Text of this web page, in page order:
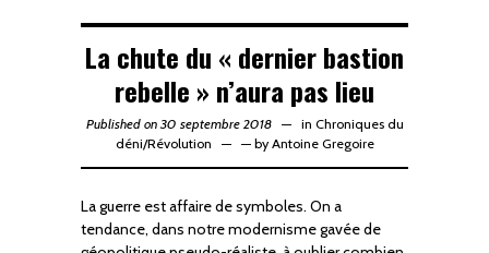
La chute du « dernier bastion
rebelle » n’aura pas lieu
Published on 30 septembre 2018 in Chroniques du
déni/Révolution —by Antoine Gregoire
La guerre est affaire de symboles. On a
tendance, dans notre modernisme gavée de